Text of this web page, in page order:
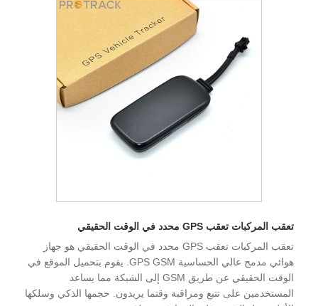
تعقب المركبات تعقب GPS محدد في الوقت الحقيقي
تعقب المركبات تعقب GPS محدد في الوقت الحقيقي هو جهاز
هوائي مدمج عالي الحساسية GPS GSM. يقوم بتحميل الموقع في
الوقت الحقيقي عن طريق GSM إلى الشبكة مما يساعد
المستخدمين على تتبع ومراقبة وقتما يريدون. حجمها الذكي وسلكها